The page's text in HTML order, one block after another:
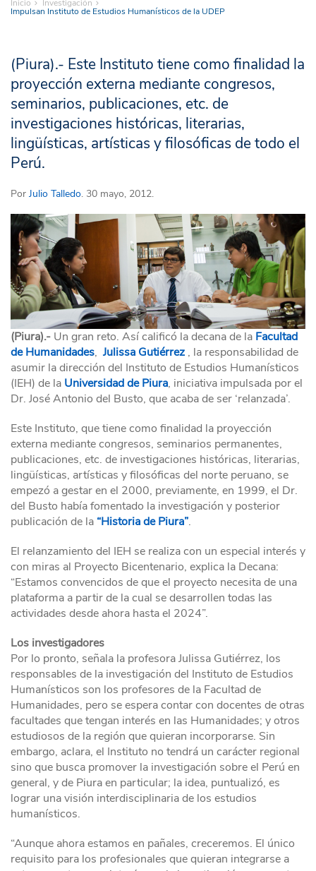
Inicio Investigación
Impulsan Instituto de Estudios Humanísticos de la UDEP
(Piura).- Este Instituto tiene como finalidad la
proyección externa mediante congresos,
seminarios, publicaciones, etc. de
investigaciones históricas, literarias,
lingüísticas, artísticas y filosóficas de todo el
Perú.
Por Julio Talledo. 30 mayo, 2012.
(Piura).- Un gran reto. Así calificó la decana de la Facultad
de Humanidades, Julissa Gutiérrez , la responsabilidad de
asumir la dirección del Instituto de Estudios Humanísticos
(IEH) de la Universidad de Piura, iniciativa impulsada por el
Dr. José Antonio del Busto, que acaba de ser ‘relanzada’.
Este Instituto, que tiene como finalidad la proyección
externa mediante congresos, seminarios permanentes,
publicaciones, etc. de investigaciones históricas, literarias,
lingüísticas, artísticas y filosóficas del norte peruano, se
empezó a gestar en el 2000, previamente, en 1999, el Dr.
del Busto había fomentado la investigación y posterior
publicación de la “Historia de Piura”.
El relanzamiento del IEH se realiza con un especial interés y
con miras al Proyecto Bicentenario, explica la Decana:
“Estamos convencidos de que el proyecto necesita de una
plataforma a partir de la cual se desarrollen todas las
actividades desde ahora hasta el 2024”.
Los investigadores
Por lo pronto, señala la profesora Julissa Gutiérrez, los
responsables de la investigación del Instituto de Estudios
Humanísticos son los profesores de la Facultad de
Humanidades, pero se espera contar con docentes de otras
facultades que tengan interés en las Humanidades; y otros
estudiosos de la región que quieran incorporarse. Sin
embargo, aclara, el Instituto no tendrá un carácter regional
sino que busca promover la investigación sobre el Perú en
general, y de Piura en particular; la idea, puntualizó, es
lograr una visión interdisciplinaria de los estudios
humanísticos.
“Aunque ahora estamos en pañales, creceremos. El único
requisito para los profesionales que quieran integrarse a